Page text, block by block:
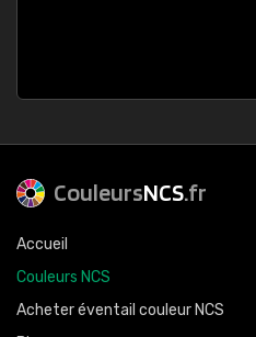
CouleursNCS.fr
Accueil
Couleurs NCS
Acheter éventail couleur NCS